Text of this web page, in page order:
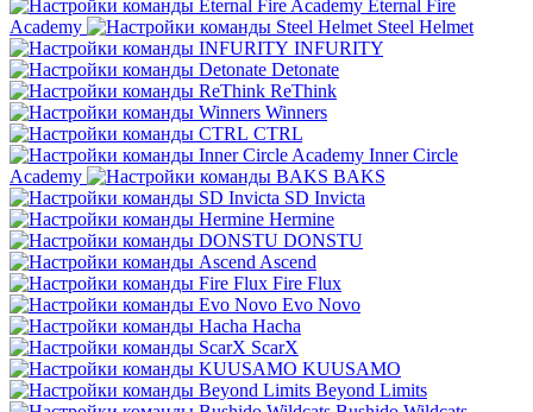
Eternal Fire
Academy
Steel Helmet
INFURITY
Detonate
ReThink
Winners
CTRL
Inner Circle
Academy
BAKS
SD Invicta
Hermine
DONSTU
Ascend
Fire Flux
Evo Novo
Hacha
ScarX
KUUSAMO
Beyond Limits